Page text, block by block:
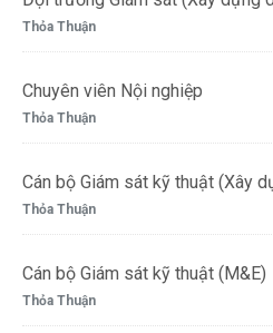
Thỏa Thuận
Chuyên viên Nội nghiệp
Thỏa Thuận
Cán bộ Giám sát kỹ thuật (Xây
Thỏa Thuận
Cán bộ Giám sát kỹ thuật (M&E)
Thỏa Thuận